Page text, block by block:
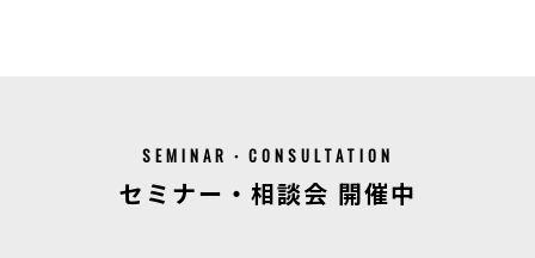
SEMINAR・CONSULTATION
セミナー・相談会 開催中